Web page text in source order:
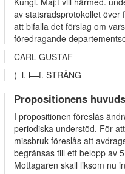
av statsradsprotokollet över
att bifalla det förslag om
föredragande
CARL GUSTAF
(_l. l—f. STRÄNG
Propositionens
I propositionen föresläs
periodiska understöd. För
missbruk föreslås att
begränsas till ett belopp av
Mottagaren skall liksom nu